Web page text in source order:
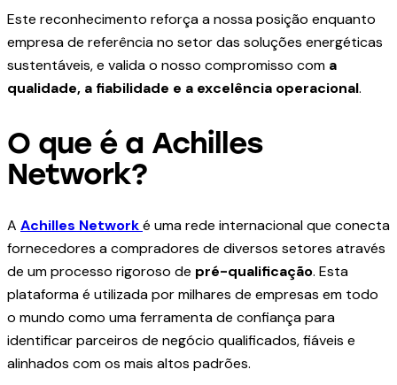
Este reconhecimento reforça a nossa posição enquanto
empresa de referência no setor das soluções energéticas
sustentáveis, e valida o nosso compromisso com a
qualidade, a fiabilidade e a excelência operacional.
O que é a Achilles
Network?
A Achilles Networké uma rede internacional que conecta
fornecedores a compradores de diversos setores através
de um processo rigoroso de pré-qualificação. Esta
plataforma é utilizada por milhares de empresas em todo
o mundo como uma ferramenta de confiança para
identificar parceiros de negócio qualificados, fiáveis e
alinhados com os mais altos padrões.